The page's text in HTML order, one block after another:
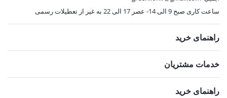
ساعت کاری صبح 9 الی 14- عصر 17 الی 22 به غیر از تعطیلات رسمی
راهنمای خرید
خدمات مشتریان
راهنمای خرید